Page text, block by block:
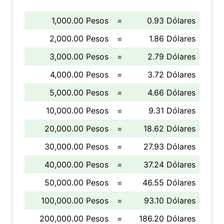
1,000.00 Pesos =
0.93 Dólares
2,000.00 Pesos
=
1.86 Dólares
3,000.00 Pesos
=
2.79 Dólares
4,000.00 Pesos
=
3.72 Dólares
5,000.00 Pesos
=
4.66 Dólares
10,000.00 Pesos
=
9.31 Dólares
20,000.00 Pesos
=
18.62 Dólares
30,000.00 Pesos
=
27.93 Dólares
40,000.00 Pesos
=
37.24 Dólares
50,000.00 Pesos
=
46.55 Dólares
100,000.00 Pesos
=
93.10 Dólares
200,000.00 Pesos
= 186.20 Dólares